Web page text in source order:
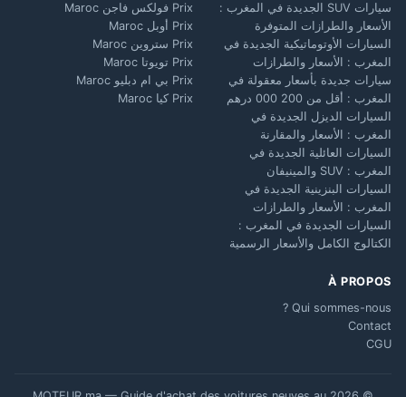
سيارات SUV الجديدة في المغرب :
الأسعار والطرازات المتوفرة
السيارات الأوتوماتيكية الجديدة في
المغرب : الأسعار والطرازات
سيارات جديدة بأسعار معقولة في
المغرب : أقل من 200 000 درهم
السيارات الديزل الجديدة في
المغرب : الأسعار والمقارنة
السيارات العائلية الجديدة في
المغرب : SUV والمينيفان
السيارات البنزينية الجديدة في
المغرب : الأسعار والطرازات
السيارات الجديدة في المغرب :
الكتالوج الكامل والأسعار الرسمية
Prix فولكس فاجن Maroc
Prix أوبل Maroc
Prix ستروين Maroc
Prix تويوتا Maroc
Prix بي ام دبليو Maroc
Prix كيا Maroc
À PROPOS
Qui sommes-nous ?
Contact
CGU